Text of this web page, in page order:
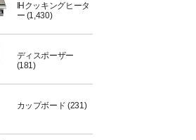
IHクッキングヒータ
ー (1,430)
ディスポーザー
(181)
カップボード (231)